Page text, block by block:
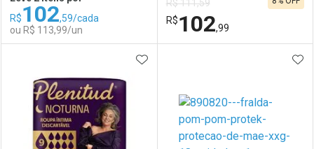
Comprar sem Desconto
Por R$ 162,99/cada
Comprar sem Desconto
Por R$ 162,99/cada
Comprar sem Desconto
Por R$ 115,49/cada
Comprar sem Desconto
Por R$ 115,49/cada
R$102,59/cada
ou R$ 113,99/un
Laboratório
Por Menos
R$ 111,59
R$102,99
Laboratório
Por Menos
ADICIONAR AOS FAVORITOS